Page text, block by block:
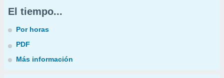
El tiempo...
Por horas
PDF
Más información